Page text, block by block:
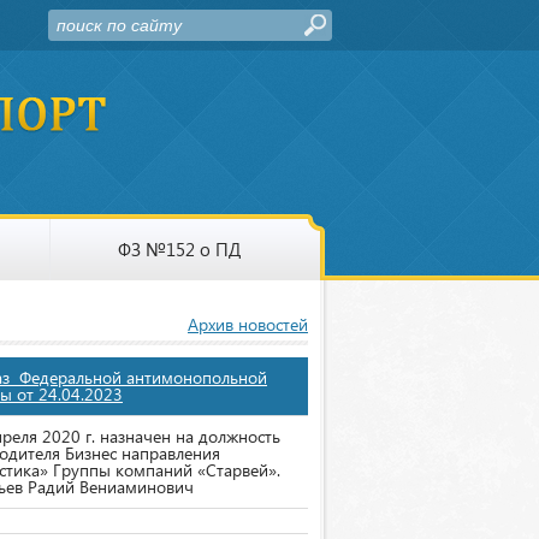
ФЗ №152 о ПД
Архив новостей
Федеральной антимонопольной
от 24.04.2023
2020 г. назначен на должность
Бизнес направления
Группы компаний «Старвей».
Радий Вениаминович